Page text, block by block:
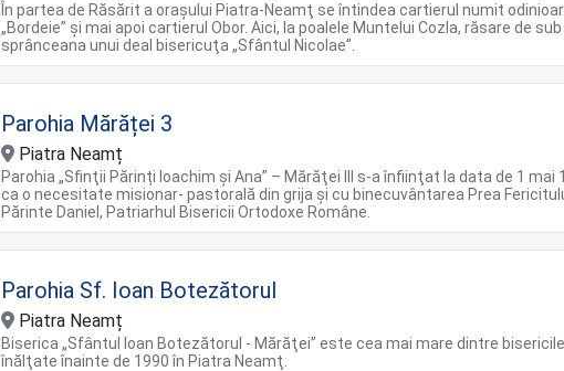
În partea de Răsărit a oraşului Piatra-Neamţ se întindea cartierul numit
„Bordeie” şi mai apoi cartierul Obor. Aici, la poalele Muntelui Cozla, răsare de sub
sprânceana unui deal bisericuţa „Sfântul Nicolae”.
Parohia Mărăței 3
Piatra Neamț
Parohia „Sfinţii Părinți Ioachim şi Ana” – Mărăţei III s-a înfiinţat la data de 1 mai
ca o necesitate misionar- pastorală din grija şi cu binecuvântarea Prea
Părinte Daniel, Patriarhul Bisericii Ortodoxe Române.
Parohia Sf. Ioan Botezătorul
Piatra Neamț
Biserica „Sfântul Ioan Botezătorul - Mărăţei” este cea mai mare dintre bisericile
înălţate înainte de 1990 în Piatra Neamţ.